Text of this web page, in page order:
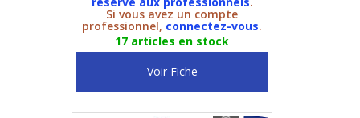
Si vous avez un compte
professionnel, connectez-vous.
17 articles en stock
Voir Fiche